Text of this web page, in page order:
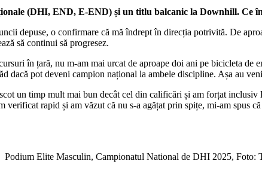
(DHI, END, E-END) și un titlu balcanic la Downhill. Ce
depuse, o confirmare că mă îndrept în direcția potrivită. De
să continui să progresez.
în țară, nu m-am mai urcat de aproape doi ani pe bicicleta
dacă pot deveni campion național la ambele discipline. Așa au
un timp mult mai bun decât cel din calificări și am forțat inclusiv
verificat rapid și am văzut că nu s-a agățat prin spițe, mi-am spus
Podium Elite Masculin, Campionatul National de DHI 2025, Foto: